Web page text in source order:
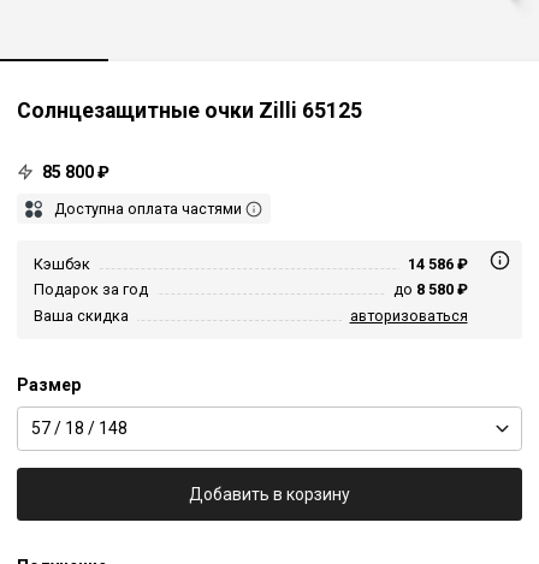
Солнцезащитные очки Zilli 65125
85 800 ₽
Доступна оплата частями
Кэшбэк
14 586 ₽
Подарок за год
до 8 580 ₽
Ваша скидка
авторизоваться
Размер
57 / 18 / 148
Добавить в корзину